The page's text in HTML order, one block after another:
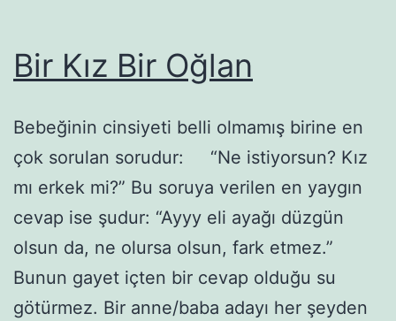
Bir Kız Bir Oğlan
Bebeğinin cinsiyeti belli olmamış birine en
çok sorulan sorudur: “Ne istiyorsun? Kız
mı erkek mi?” Bu soruya verilen en yaygın
cevap ise şudur: “Ayyy eli ayağı düzgün
olsun da, ne olursa olsun, fark etmez.”
Bunun gayet içten bir cevap olduğu su
götürmez. Bir anne/baba adayı her şeyden